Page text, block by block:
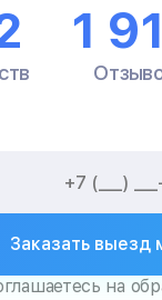
1
Заказать выезд
на